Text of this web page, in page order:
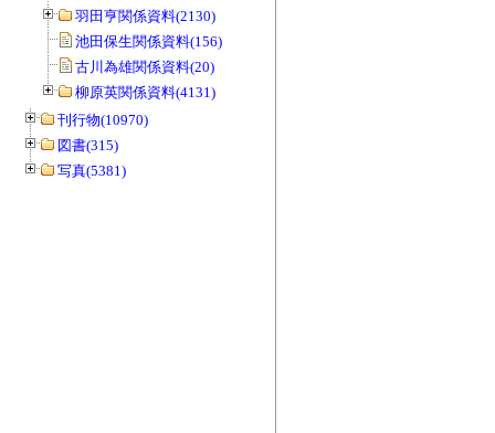
羽田亨関係資料(2130)
池田保生関係資料(156)
古川為雄関係資料(20)
柳原英関係資料(4131)
刊行物(10970)
図書(315)
写真(5381)